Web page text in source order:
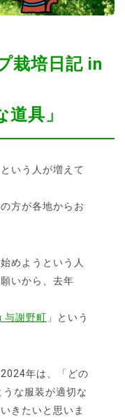
栽培日記 in
具」
いう人が増えて
方が各地からお
めようという人
いから、去年
与謝野町 」という
年は、「どの
な服装が適切な
きたいと思いま